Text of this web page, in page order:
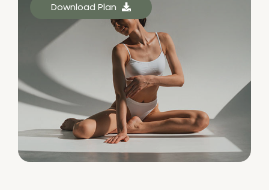
Download Plan